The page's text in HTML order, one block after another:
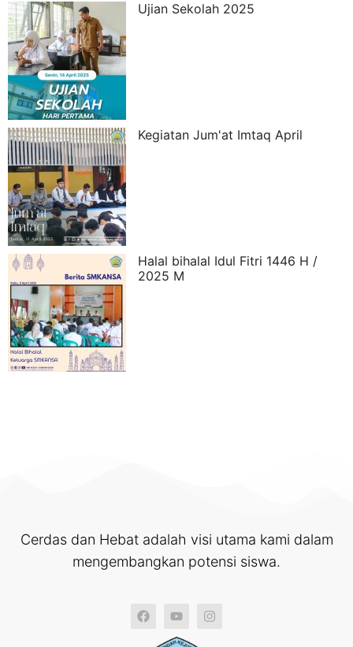
Ujian Sekolah 2025
Kegiatan Jum'at Imtaq April
Halal bihalal Idul Fitri 1446 H /
2025 M
Cerdas dan Hebat adalah visi utama kami dalam
mengembangkan potensi siswa.